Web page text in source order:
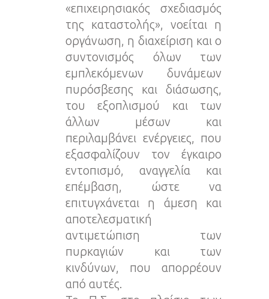
«επιχειρησιακός σχεδιασμός
της καταστολής», νοείται η
οργάνωση, η διαχείριση και ο
συντονισμός όλων των
εμπλεκόμενων δυνάμεων
πυρόσβεσης και διάσωσης,
του εξοπλισμού και των
άλλων μέσων και
περιλαμβάνει ενέργειες, που
εξασφαλίζουν τον έγκαιρο
εντοπισμό, αναγγελία και
επέμβαση, ώστε να
επιτυγχάνεται η άμεση και
αποτελεσματική
αντιμετώπιση των
πυρκαγιών και των
κινδύνων, που απορρέουν
από αυτές.